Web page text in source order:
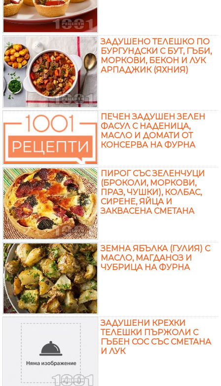
ЗАДУШЕНО ТЕЛЕШКО ПО
БУРГУНДСКИ С БУТ, ГЪБИ,
МОРКОВИ, БЕКОН И ЛУК
АРПАДЖИК (ЯХНИЯ)
ПЕЧЕН ЗАДУШЕН ЗЕЛЕН
ФАСУЛ С НАДЕНИЦА,
МАСЛО И ДОМАТИ ОТ
КОНСЕРВА НА ФУРНА
ПИРОГ СЪС ЗЕЛЕНЧУЦИ
(БРОКОЛИ, МОРКОВИ,
ПРАЗ, ЧУШКИ), КОЛБАС,
СИРЕНЕ, ЯЙЦА И
ЗАКВАСЕНА СМЕТАНА
ЗЕМНА ЯБЪЛКА (ГУЛИЯ) С
МАСЛО, МАГДАНОЗ И
ЧУБРИЦА НА ФУРНА
ЗАДУШЕНИ КРЕХКИ
ТЕЛЕШКИ ПЪРЖОЛИ С
ГЪБЕН СОС СЪС СМЕТАНА
И ЛУК